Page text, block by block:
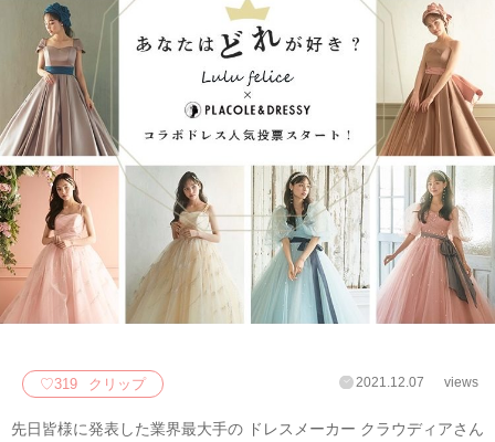
♡319 クリップ 2021.12.07 views
先日皆様に発表した業界最大手の ドレスメーカー クラウディアさん